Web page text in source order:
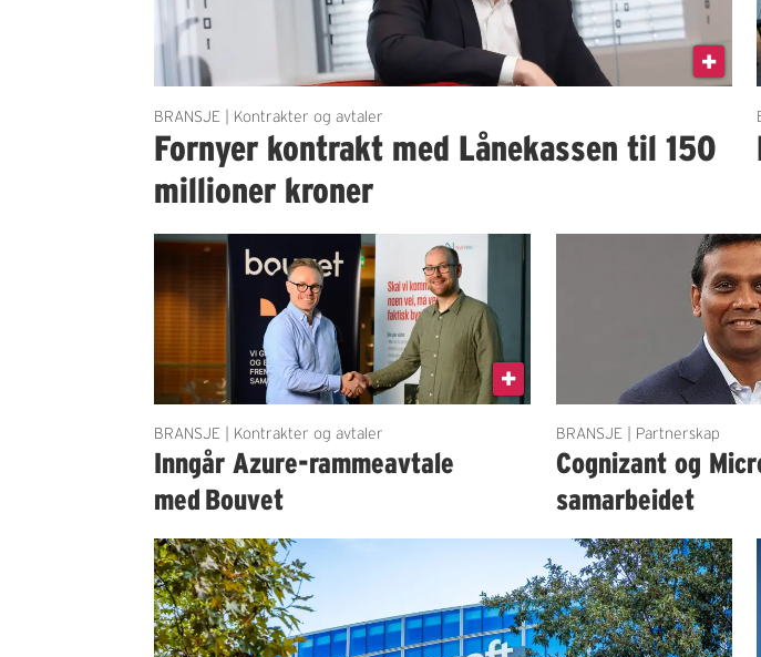
BRANSJE | Kontrakter og avtaler
Fornyer kontrakt med Lånekassen til 150
millioner kroner
BRANSJE | Kontrakter og avtaler
Inngår Azure-rammeavtale
med Bouvet
BRANSJE | Partnerskap
Cognizant og
samarbeidet